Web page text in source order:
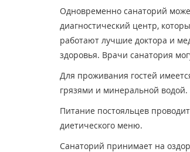
Одновременно санаторий
диагностический центр,
работают лучшие доктора и
здоровья. Врачи санатория
Для проживания гостей
грязями и минеральной
Питание постояльцев
диетического меню.
Санаторий принимает на